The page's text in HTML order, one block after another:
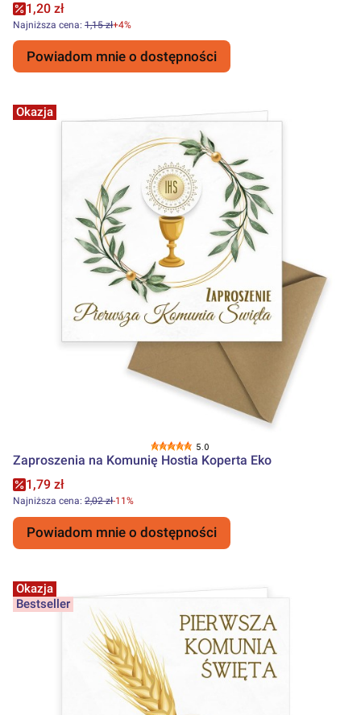
Cena promocyjna
1,20 zł
Najniższa cena: 1,15 zł+4%
Powiadom mnie o dostępności
Okazja
5.0
Zaproszenia na Komunię Hostia Koperta Eko
Cena promocyjna
1,79 zł
Najniższa cena: 2,02 zł-11%
Powiadom mnie o dostępności
Okazja
Bestseller